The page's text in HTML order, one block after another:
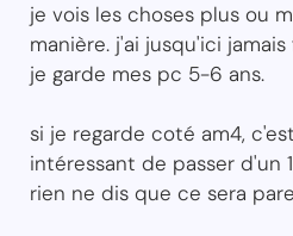
je vois les choses plus ou
manière. j'ai jusqu'ici
je garde mes pc 5-6 ans.
si je regarde coté am4,
intéressant de passer d'un
rien ne dis que ce sera